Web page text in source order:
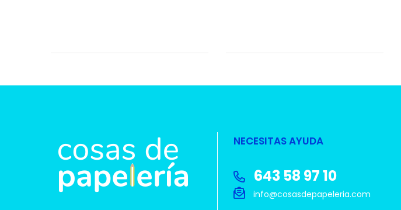
NECESITAS AYUDA
643 58 97 10
info@cosasdepapeleria.com